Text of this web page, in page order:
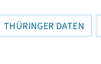
THÜRINGER DATEN